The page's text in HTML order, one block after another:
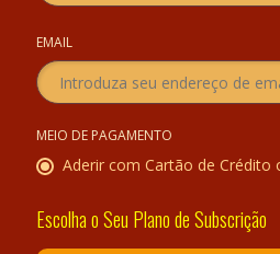
EMAIL
MEIO DE PAGAMENTO
Aderir com Cartão de Crédito
Escolha o Seu Plano de Subscrição